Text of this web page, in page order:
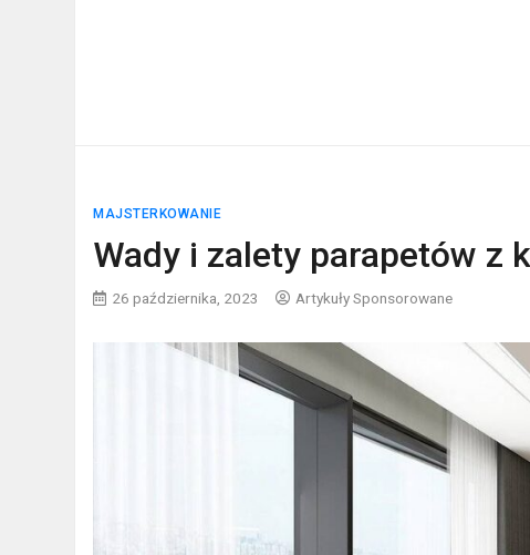
MAJSTERKOWANIE
Wady i zalety parapetów z
26 października, 2023 Artykuły Sponsorowane